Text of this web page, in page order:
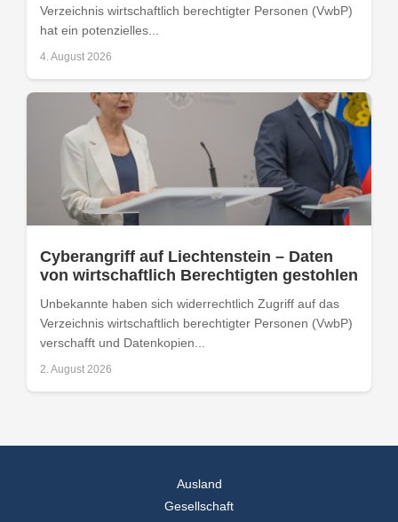
Verzeichnis wirtschaftlich berechtigter Personen (VwbP)
hat ein potenzielles...
4. August 2026
Cyberangriff auf Liechtenstein – Daten
von wirtschaftlich Berechtigten gestohlen
Unbekannte haben sich widerrechtlich Zugriff auf das
Verzeichnis wirtschaftlich berechtigter Personen (VwbP)
verschafft und Datenkopien...
2. August 2026
Ausland
Gesellschaft